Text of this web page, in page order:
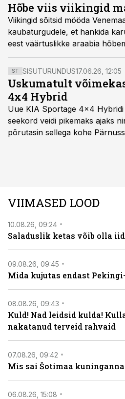
Hõbe viis viikingid
Viikingid sõitsid mööda
kaubaturgudele, et hankida
eest väärtuslikke araabia
Eesti ranniku kaudu.
ST SISUTURUNDUS17.06.26, 12:05
Uskumatult
4x4 Hybrid
Uue KIA Sportage 4x4
seekord veidi pikemaks ajaks
põrutasin sellega kohe
VIIMASED LOOD
10.08.26, 09:24
Saladuslik ketas võib olla
09.08.26, 09:45
Mida kujutas endast
08.08.26, 09:43
Kuld! Nad leidsid kulda!
nakatanud terveid rahvaid
07.08.26, 09:42
Mis sai Šotimaa
06.08.26, 15:08